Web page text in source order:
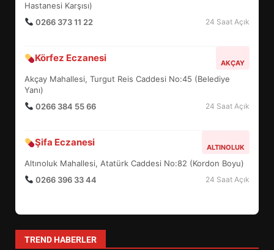
Hastanesi Karşısı)
0266 373 11 22
24 Saat Açık
Körfez Eczanesi AKÇAY
Akçay Mahallesi, Turgut Reis Caddesi No:45 (Belediye
Yanı)
0266 384 55 66
24 Saat Açık
Şifa Eczanesi ALTINOLUK
Altınoluk Mahallesi, Atatürk Caddesi No:82 (Kordon Boyu)
0266 396 33 44
24 Saat Açık
TREND HABERLER
5
6
TURNUVASI KAYITLARI NEYİ
7
YENİ YÖNETİM NASIL
ŞEKİLLENDİ?
1
HAREKETE GEÇİYOR: GÖZLER